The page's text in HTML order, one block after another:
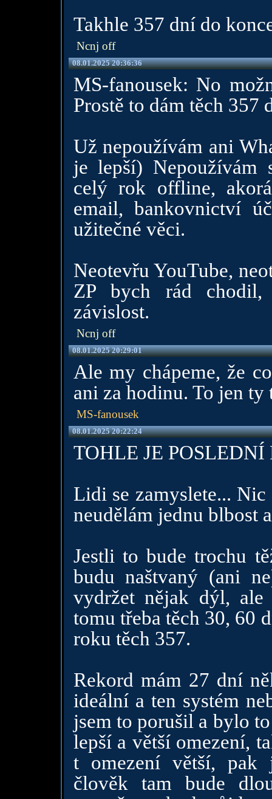
Takhle 357 dní do
Ncnj off
08.01.2025 20:36:36
MS-fanousek: No
Prostě to dám těch 357
Už nepoužívám ani
je lepší) Nepoužívám
celý rok offline,
email, bankovnictví
užitečné věci.
Neotevřu YouTube,
ZP bych rád
závislost.
Ncnj off
08.01.2025 20:29:01
Ale my chápeme, že
ani za hodinu. To jen ty
MS-fanousek
08.01.2025 20:22:24
TOHLE JE POSLEDNÍ
Lidi se zamyslete...
neudělám jednu blbost
Jestli to bude trochu
budu naštvaný (ani
vydržet nějak dýl,
tomu třeba těch 30, 60
roku těch 357.
Rekord mám 27 dní
ideální a ten systém
jsem to porušil a bylo
lepší a větší omezení,
t omezení větší, pak
člověk tam bude